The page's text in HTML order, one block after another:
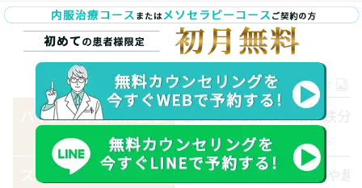
以下は、生活習慣を改善するためのポイントです。
スクロールできます
バランスの取れた食事
ビタミンB群や亜鉛、鉄分
成長をサポートします。
ストレス管理
リラックスできる時間や